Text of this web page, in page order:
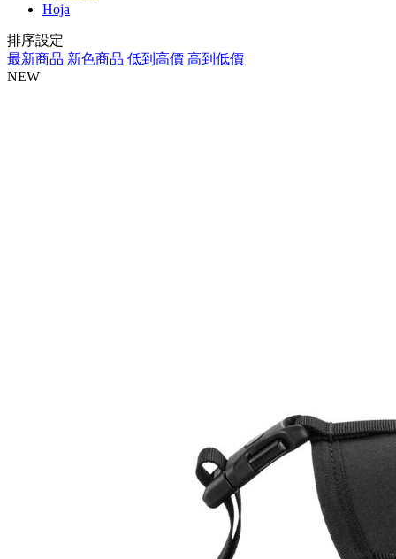
Hoja
排序設定
最新商品 新色商品 低到高價 高到低價
NEW